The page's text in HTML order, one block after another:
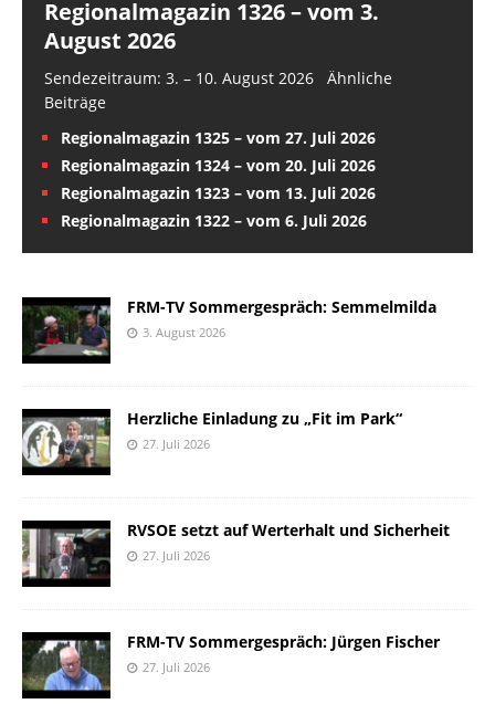
Regionalmagazin 1326 – vom 3.
August 2026
Sendezeitraum: 3. – 10. August 2026 Ähnliche
Beiträge
Regionalmagazin 1325 – vom 27. Juli 2026
Regionalmagazin 1324 – vom 20. Juli 2026
Regionalmagazin 1323 – vom 13. Juli 2026
Regionalmagazin 1322 – vom 6. Juli 2026
FRM-TV Sommergespräch: Semmelmilda
3. August 2026
Herzliche Einladung zu „Fit im Park“
27. Juli 2026
RVSOE setzt auf Werterhalt und Sicherheit
27. Juli 2026
FRM-TV Sommergespräch: Jürgen Fischer
27. Juli 2026